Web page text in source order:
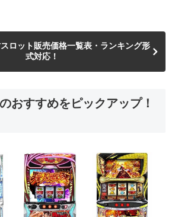
スロット販売価格一覧表・ランキング形
式対応！
おすすめをピックアップ！